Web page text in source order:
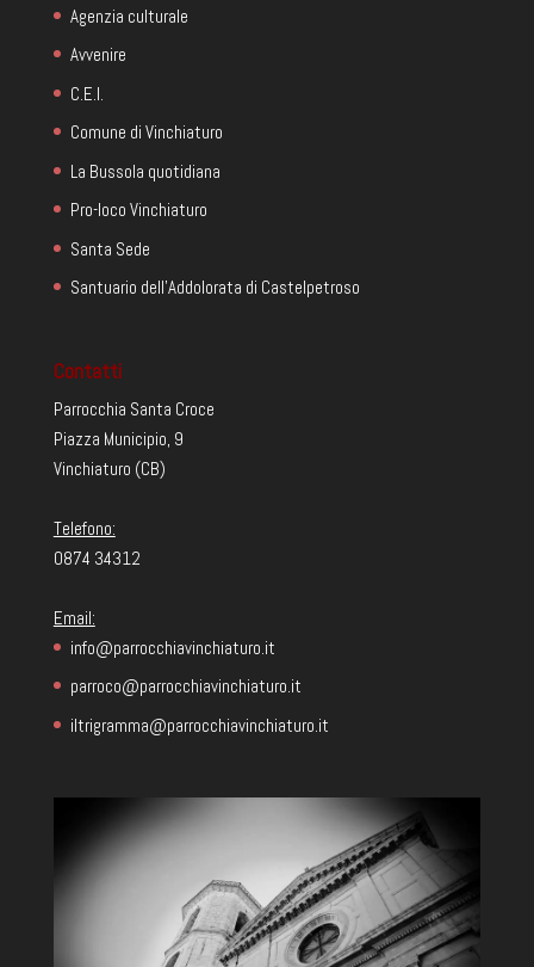
Agenzia culturale
Avvenire
C.E.I.
Comune di Vinchiaturo
La Bussola quotidiana
Pro-loco Vinchiaturo
Santa Sede
Santuario dell'Addolorata di Castelpetroso
Contatti
Parrocchia Santa Croce
Piazza Municipio, 9
Vinchiaturo (CB)
Telefono:
0874 34312
Email:
info@parrocchiavinchiaturo.it
parroco@parrocchiavinchiaturo.it
iltrigramma@parrocchiavinchiaturo.it